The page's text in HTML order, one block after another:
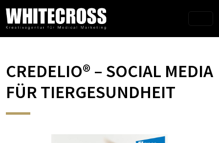
CREDELIO® – SOCIAL MEDIA
FÜR TIERGESUNDHEIT